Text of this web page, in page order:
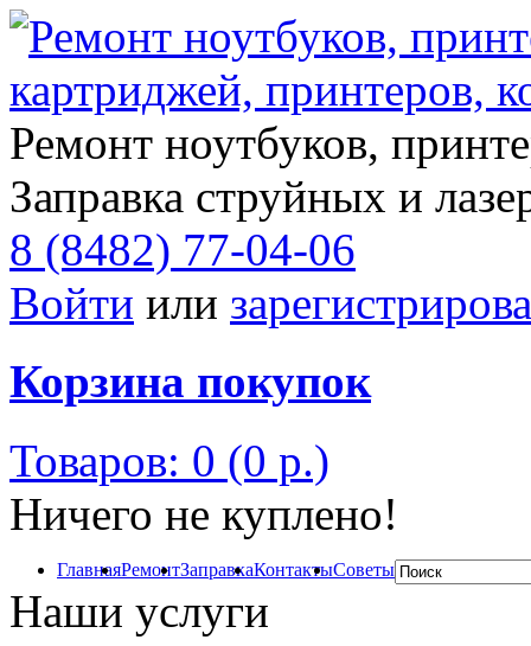
Ремонт ноутбуков,
Заправка струйных и
8 (8482) 77-04-06
Войти или
Корзина покупок
Товаров: 0 (0 р.)
Ничего не куплено!
ГлавнаяРемонтЗаправкаКонтактыСоветы
Наши услуги